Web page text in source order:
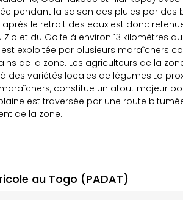
pendant la saison des pluies par des
le retrait des eaux est donc
et du Golfe à environ 13 kilomètres
exploitée par plusieurs maraîchers
de la zone. Les agriculteurs de la
des variétés locales de légumes.La
constitue un atout majeur
est traversée par une route
de la zone.
au Togo (PADAT)